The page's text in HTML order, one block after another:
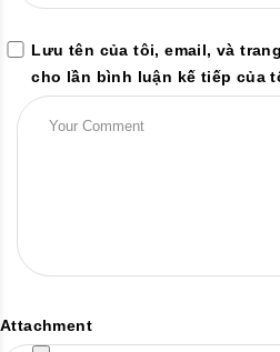
Lưu tên của tôi, email, và
cho lần bình luận kế tiếp của
Attachment